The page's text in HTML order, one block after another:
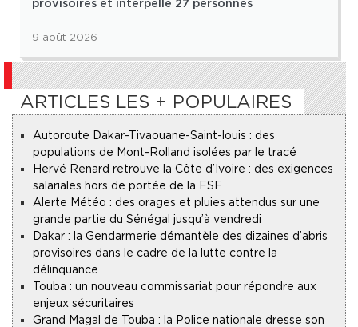
provisoires et interpelle 27 personnes
9 août 2026
ARTICLES LES + POPULAIRES
Autoroute Dakar-Tivaouane-Saint-louis : des
populations de Mont-Rolland isolées par le tracé
Hervé Renard retrouve la Côte d’Ivoire : des exigences
salariales hors de portée de la FSF
Alerte Météo : des orages et pluies attendus sur une
grande partie du Sénégal jusqu’à vendredi
Dakar : la Gendarmerie démantèle des dizaines d’abris
provisoires dans le cadre de la lutte contre la
délinquance
Touba : un nouveau commissariat pour répondre aux
enjeux sécuritaires
Grand Magal de Touba : la Police nationale dresse son